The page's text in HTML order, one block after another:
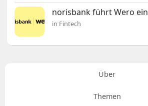
norisbank führt Wero ein
in Fintech
Über
Themen